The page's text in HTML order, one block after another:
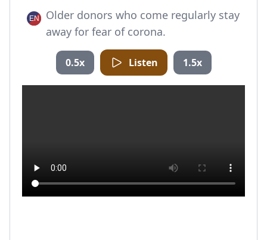
Older donors who come regularly stay
away for fear of corona.
0.5x Listen 1.5x